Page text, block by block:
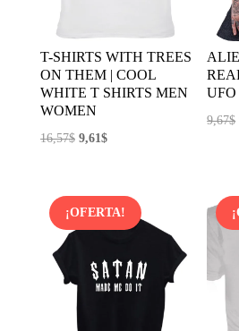
T-SHIRTS WITH TREES
ON THEM | COOL
WHITE T SHIRTS MEN
WOMEN
16,57$ El
era:
16,57$.
9,61$El
es:
9,61$.
9,67$
¡OFERTA!